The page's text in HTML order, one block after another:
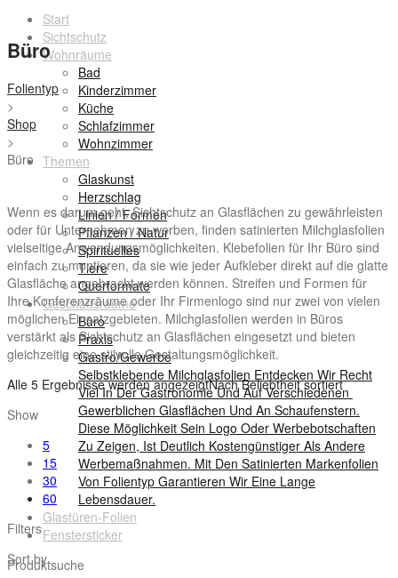
Start
Sichtschutz
Wohnräume
Bad
Kinderzimmer
Küche
Schlafzimmer
Wohnzimmer
Themen
Glaskunst
Herzschlag
Linien / Formen
Pflanzen / Natur
Spirituelles
Tiere
Querformate
Geschäftsräume
Büro
Praxis
Gastro/Gewerbe
Selbstklebende Milchglasfolien Entdecken Wir Recht
Viel In Der Gastronomie Und Auf Verschiedenen
Gewerblichen Glasflächen Und An Schaufenstern.
Diese Möglichkeit Sein Logo Oder Werbebotschaften
Zu Zeigen, Ist Deutlich Kostengünstiger Als Andere
Werbemaßnahmen. Mit Den Satinierten Markenfolien
Von Folientyp Garantieren Wir Eine Lange
Lebensdauer.
Glastüren-Folien
Fenstersticker
Produktsuche
Büro
Folientyp
>
Shop
>
Büro
Wenn es darum geht, Sichtschutz an Glasflächen zu gewährleisten
oder für Unternehmen zu werben, finden satinierten Milchglasfolien
vielseitige Anwendungsmöglichkeiten. Klebefolien für Ihr Büro sind
einfach zu montieren, da sie wie jeder Aufkleber direkt auf die glatte
Glasfläche angebracht werden können. Streifen und Formen für
Ihre Konferenzräume oder Ihr Firmenlogo sind nur zwei von vielen
möglichen Einsatzgebieten. Milchglasfolien werden in Büros
verstärkt als Sichtschutz an Glasflächen eingesetzt und bieten
gleichzeitig eine stilvolle Gestaltungsmöglichkeit.
Alle 5 Ergebnisse werden angezeigtNach Beliebtheit sortiert
Show
5
15
30
60
Filters
Sort by